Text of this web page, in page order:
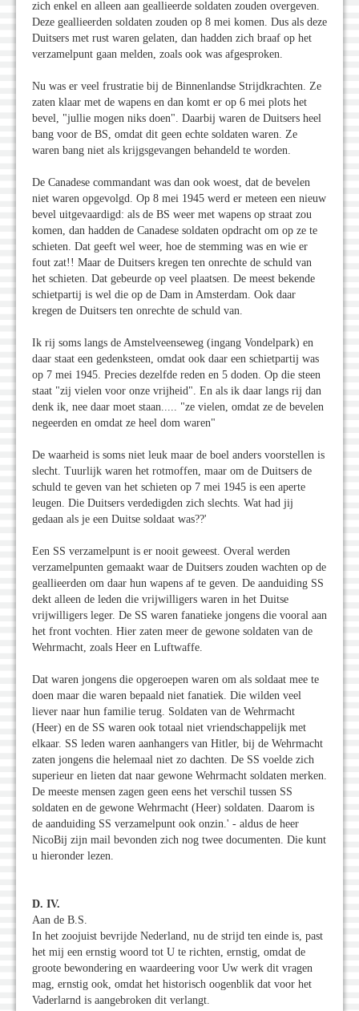
zich enkel en alleen aan geallieerde soldaten zouden overgeven.
Deze geallieerden soldaten zouden op 8 mei komen. Dus als deze
Duitsers met rust waren gelaten, dan hadden zich braaf op het
verzamelpunt gaan melden, zoals ook was afgesproken.
Nu was er veel frustratie bij de Binnenlandse Strijdkrachten. Ze
zaten klaar met de wapens en dan komt er op 6 mei plots het
bevel, "jullie mogen niks doen". Daarbij waren de Duitsers heel
bang voor de BS, omdat dit geen echte soldaten waren. Ze
waren bang niet als krijgsgevangen behandeld te worden.
De Canadese commandant was dan ook woest, dat de bevelen
niet waren opgevolgd. Op 8 mei 1945 werd er meteen een nieuw
bevel uitgevaardigd: als de BS weer met wapens op straat zou
komen, dan hadden de Canadese soldaten opdracht om op ze te
schieten. Dat geeft wel weer, hoe de stemming was en wie er
fout zat!! Maar de Duitsers kregen ten onrechte de schuld van
het schieten. Dat gebeurde op veel plaatsen. De meest bekende
schietpartij is wel die op de Dam in Amsterdam. Ook daar
kregen de Duitsers ten onrechte de schuld van.
Ik rij soms langs de Amstelveenseweg (ingang Vondelpark) en
daar staat een gedenksteen, omdat ook daar een schietpartij was
op 7 mei 1945. Precies dezelfde reden en 5 doden. Op die steen
staat "zij vielen voor onze vrijheid". En als ik daar langs rij dan
denk ik, nee daar moet staan..... "ze vielen, omdat ze de bevelen
negeerden en omdat ze heel dom waren"
De waarheid is soms niet leuk maar de boel anders voorstellen is
slecht. Tuurlijk waren het rotmoffen, maar om de Duitsers de
schuld te geven van het schieten op 7 mei 1945 is een aperte
leugen. Die Duitsers verdedigden zich slechts. Wat had jij
gedaan als je een Duitse soldaat was??'
Een SS verzamelpunt is er nooit geweest. Overal werden
verzamelpunten gemaakt waar de Duitsers zouden wachten op de
geallieerden om daar hun wapens af te geven. De aanduiding SS
dekt alleen de leden die vrijwilligers waren in het Duitse
vrijwilligers leger. De SS waren fanatieke jongens die vooral aan
het front vochten. Hier zaten meer de gewone soldaten van de
Wehrmacht, zoals Heer en Luftwaffe.
Dat waren jongens die opgeroepen waren om als soldaat mee te
doen maar die waren bepaald niet fanatiek. Die wilden veel
liever naar hun familie terug. Soldaten van de Wehrmacht
(Heer) en de SS waren ook totaal niet vriendschappelijk met
elkaar. SS leden waren aanhangers van Hitler, bij de Wehrmacht
zaten jongens die helemaal niet zo dachten. De SS voelde zich
superieur en lieten dat naar gewone Wehrmacht soldaten merken.
De meeste mensen zagen geen eens het verschil tussen SS
soldaten en de gewone Wehrmacht (Heer) soldaten. Daarom is
de aanduiding SS verzamelpunt ook onzin.' - aldus de heer
NicoBij zijn mail bevonden zich nog twee documenten. Die kunt
u hieronder lezen.
D. IV.
Aan de B.S.
In het zoojuist bevrijde Nederland, nu de strijd ten einde is, past
het mij een ernstig woord tot U te richten, ernstig, omdat de
groote bewondering en waardeering voor Uw werk dit vragen
mag, ernstig ook, omdat het historisch oogenblik dat voor het
Vaderlarnd is aangebroken dit verlangt.